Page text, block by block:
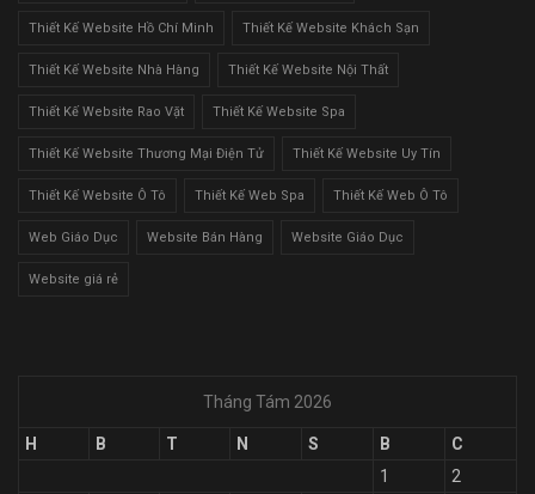
Thiết Kế Website Hồ Chí Minh Thiết Kế Website Khách Sạn
Thiết Kế Website Nhà Hàng Thiết Kế Website Nội Thất
Thiết Kế Website Rao Vặt Thiết Kế Website Spa
Thiết Kế Website Thương Mại Điện Tử Thiết Kế Website Uy Tín
Thiết Kế Website Ô Tô Thiết Kế Web Spa Thiết Kế Web Ô Tô
Web Giáo Dục Website Bán Hàng Website Giáo Dục
Website giá rẻ
Tháng Tám 2026
H B T N S B
C
1
2